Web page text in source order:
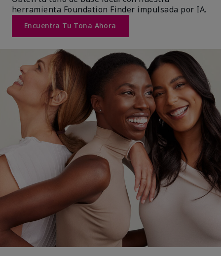
herramienta Foundation Finder impulsada por IA.
Encuentra Tu Tona Ahora